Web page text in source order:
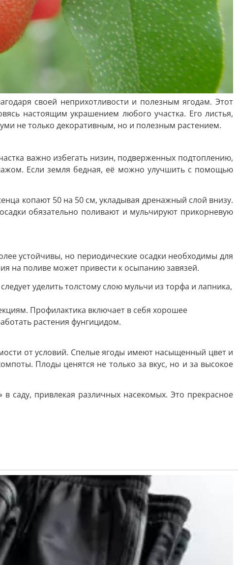
своей неприхотливости и полезным ягодам. Этот
настоящим украшением любого участка. Его листья,
не только декоративным, но и полезным растением.
важно избегать низин, подверженных подтоплению,
Если земля бедная, её можно улучшить с помощью
копают 50 на 50 см, укладывая дренажный слой внизу.
обязательно поливают и мульчируют прикорневую
устойчивы, но периодические осадки необходимы для
на поливе может привести к осыпанию завязей.
уделить толстому слою мульчи из торфа и лапника,
Профилактика включает в себя хорошее
растения фунгицидом.
от условий. Спелые ягоды имеют насыщенный цвет и
Плоды ценятся не только за вкус, но и за высокое
саду, привлекая различных насекомых. Это прекрасное